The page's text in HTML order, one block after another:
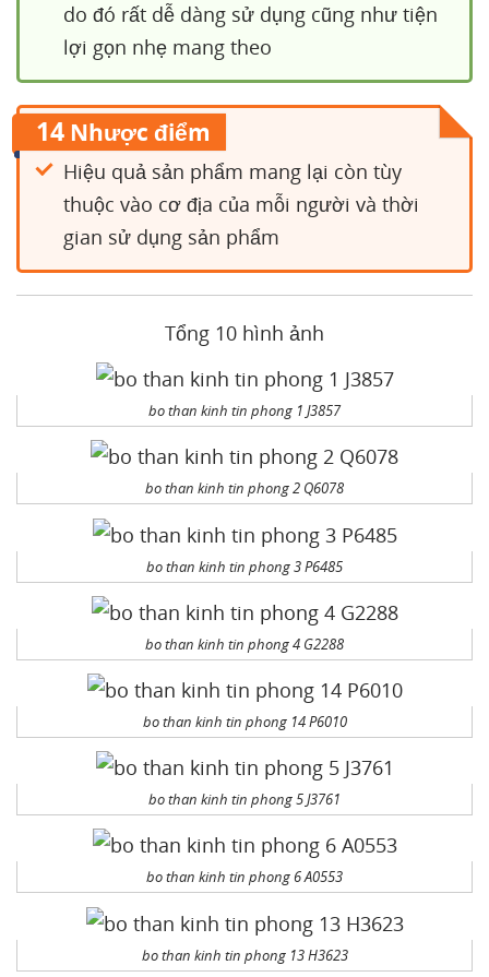
do đó rất dễ dàng sử dụng cũng như tiện
lợi gọn nhẹ mang theo
14 Nhược điểm
Hiệu quả sản phẩm mang lại còn tùy
thuộc vào cơ địa của mỗi người và thời
gian sử dụng sản phẩm
Tổng 10 hình ảnh
bo than kinh tin phong 1 J3857
bo than kinh tin phong 2 Q6078
bo than kinh tin phong 3 P6485
bo than kinh tin phong 4 G2288
bo than kinh tin phong 14 P6010
bo than kinh tin phong 5 J3761
bo than kinh tin phong 6 A0553
bo than kinh tin phong 13 H3623